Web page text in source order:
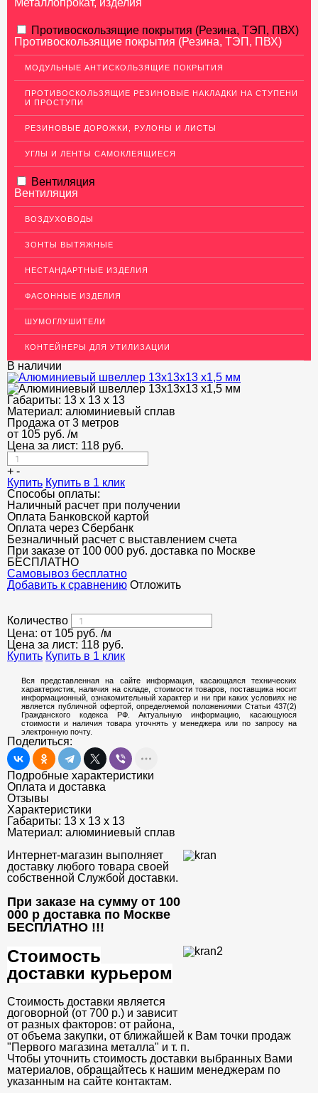
Металлопрокат, изделия
АЛЮМИНИЕВЫЙ ПРОКАТ
Перфорированный лист
Алюминиевые листы
Гладкие алюминиевые листы
Рифленые алюминиевые листы
Алюминиевые профили
Алюминиевые трубы
Профиль для гипсокартона, МДФ, панелей
ЭЛЕКТРОДЫ
ДЕКОРАТИВНЫЙ УГОЛОК
МЕТАЛЛИЧЕСКИЕ ПОРОГИ НАПОЛЬНЫЕ (ДЛЯ ПОЛА),
РАСКЛАДКА, ПЛИНТУС
ПОТОЛКИ
АКЦИИ
НЕДОРОГОЙ МЕТАЛЛОПРОКАТ
Противоскользящие покрытия (Резина, ТЭП, ПВХ)
Противоскользящие покрытия (Резина, ТЭП, ПВХ)
МОДУЛЬНЫЕ АНТИСКОЛЬЗЯЩИЕ ПОКРЫТИЯ
ПРОТИВОСКОЛЬЗЯЩИЕ РЕЗИНОВЫЕ НАКЛАДКИ НА СТУПЕНИ
И ПРОСТУПИ
РЕЗИНОВЫЕ ДОРОЖКИ, РУЛОНЫ И ЛИСТЫ
УГЛЫ И ЛЕНТЫ САМОКЛЕЯЩИЕСЯ
Вентиляция
Вентиляция
ВОЗДУХОВОДЫ
ЗОНТЫ ВЫТЯЖНЫЕ
НЕСТАНДАРТНЫЕ ИЗДЕЛИЯ
ФАСОННЫЕ ИЗДЕЛИЯ
ШУМОГЛУШИТЕЛИ
КОНТЕЙНЕРЫ ДЛЯ УТИЛИЗАЦИИ
В наличии
Габариты: 13 х 13 х 13
Материал: алюминиевый сплав
Продажа от 3 метров
от 105 руб. /м
Цена за лист: 118 руб.
+ -
Купить Купить в 1 клик
Способы оплаты:
Наличный расчет при получении
Оплата Банковской картой
Оплата через Сбербанк
Безналичный расчет с выставлением счета
При заказе от 100 000 руб. доставка по Москве
БЕСПЛАТНО
Cамовывоз бесплатно
Добавить к сравнению Отложить
Количество
Цена: от 105 руб. /м
Цена за лист: 118 руб.
Купить Купить в 1 клик
Вся представленная на сайте информация, касающаяся технических
характеристик, наличия на складе, стоимости товаров, поставщика носит
информационный, ознакомительный характер и ни при каких условиях не
является публичной офертой, определяемой положениями Статьи 437(2)
Гражданского кодекса РФ. Актуальную информацию, касающуюся
стоимости и наличия товара уточнять у менеджера или по запросу на
электронную почту.
Поделиться:
Подробные характеристики
Оплата и доставка
Отзывы
Характеристики
Габариты: 13 х 13 х 13
Материал: алюминиевый сплав
Интернет-магазин выполняет
доставку любого товара своей
собственной Службой доставки.
При заказе на сумму от 100
000 р доставка по Москве
БЕСПЛАТНО !!!
Стоимость
доставки курьером
Стоимость доставки является
договорной (от 700 р.) и зависит
от разных факторов: от района,
от объема закупки, от ближайшей к Вам точки продаж
"Первого магазина металла" и т. п.
Чтобы уточнить стоимость доставки выбранных Вами
материалов, обращайтесь к нашим менеджерам по
указанным на сайте контактам.